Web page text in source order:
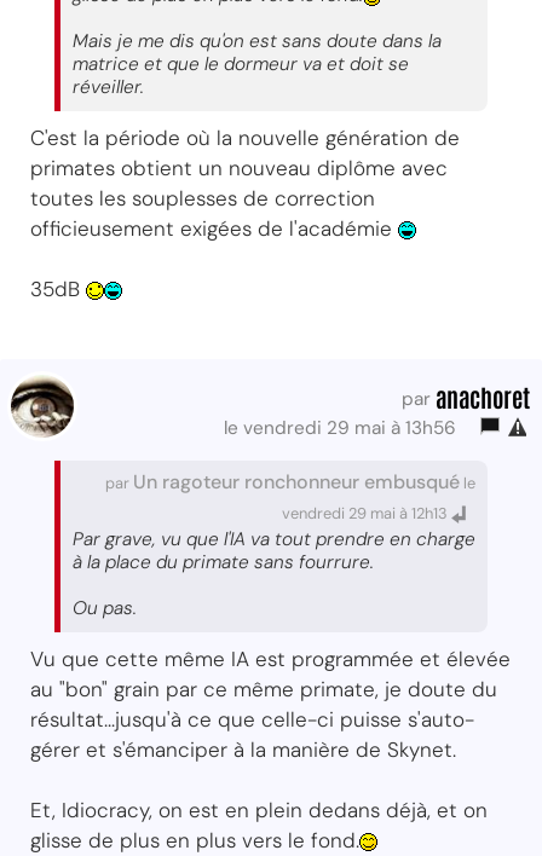
Mais je me dis qu'on est sans doute dans la
matrice et que le dormeur va et doit se
réveiller.
C'est la période où la nouvelle génération de
primates obtient un nouveau diplôme avec
toutes les souplesses de correction
officieusement exigées de l'académie
35dB
par anachoret
le vendredi 29 mai à 13h56
par Un ragoteur ronchonneur embusqué le
vendredi 29 mai à 12h13
Par grave, vu que l'IA va tout prendre en charge
à la place du primate sans fourrure.
Ou pas.
Vu que cette même IA est programmée et élevée
au "bon" grain par ce même primate, je doute du
résultat...jusqu'à ce que celle-ci puisse s'auto-
gérer et s'émanciper à la manière de Skynet.
Et, Idiocracy, on est en plein dedans déjà, et on
glisse de plus en plus vers le fond.